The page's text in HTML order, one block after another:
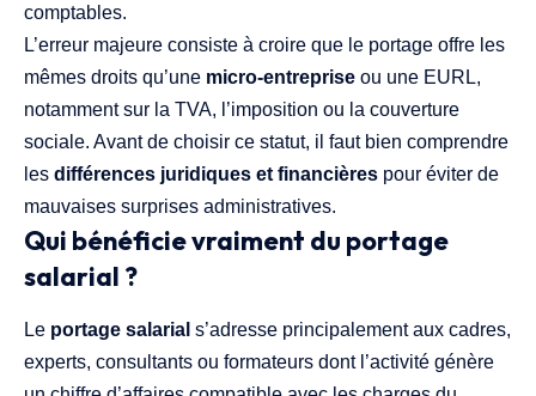
comptables.
L’erreur majeure consiste à croire que le portage offre les
mêmes droits qu’une micro-entreprise ou une EURL,
notamment sur la TVA, l’imposition ou la couverture
sociale. Avant de choisir ce statut, il faut bien comprendre
les différences juridiques et financières pour éviter de
mauvaises surprises administratives.
Qui bénéficie vraiment du portage
salarial ?
Le portage salarial s’adresse principalement aux cadres,
experts, consultants ou formateurs dont l’activité génère